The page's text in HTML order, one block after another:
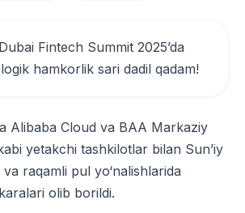
Fintech Summit 2025’da
hamkorlik sari dadil qadam!
Alibaba Cloud va BAA Markaziy
yetakchi tashkilotlar bilan Sun’iy
raqamli pul yo‘nalishlarida
olib borildi.